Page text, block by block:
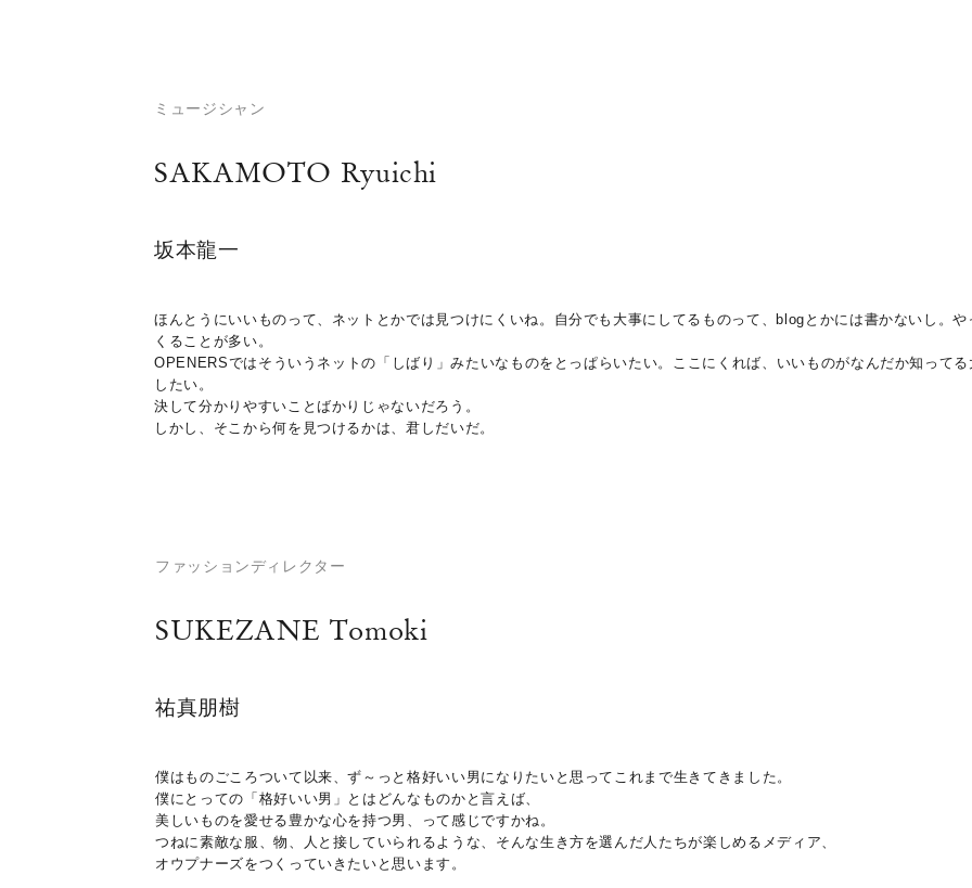
ミュージシャン
SAKAMOTO Ryuichi
坂本龍一
ほんとうにいいものって、ネットとかでは見つけにくいね。自分でも大事にしてるものって、blogとかには書かないし。
くることが多い。
OPENERSではそういうネットの「しばり」みたいなものをとっぱらいたい。ここにくれば、いいものがなんだか知って
したい。
決して分かりやすいことばかりじゃないだろう。
しかし、そこから何を見つけるかは、君しだいだ。
ファッションディレクター
SUKEZANE Tomoki
祐真朋樹
僕はものごころついて以来、ず～っと格好いい男になりたいと思ってこれまで生きてきました。
僕にとっての「格好いい男」とはどんなものかと言えば、
美しいものを愛せる豊かな心を持つ男、って感じですかね。
つねに素敵な服、物、人と接していられるような、そんな生き方を選んだ人たちが楽しめるメディア、
オウプナーズをつくっていきたいと思います。